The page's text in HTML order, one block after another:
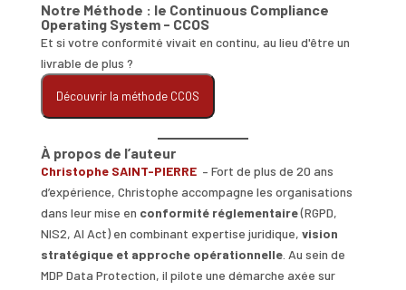
Notre Méthode : le Continuous Compliance
Operating System - CCOS
Et si votre conformité vivait en continu, au lieu d'être un
livrable de plus ?
Découvrir la méthode CCOS
À propos de l’auteur
Christophe SAINT-PIERRE– Fort de plus de 20 ans
d’expérience, Christophe accompagne les organisations
dans leur mise en conformité réglementaire(RGPD,
NIS2, AI Act) en combinant expertise juridique, vision
stratégique et approche opérationnelle. Au sein de
MDP Data Protection, il pilote une démarche axée sur